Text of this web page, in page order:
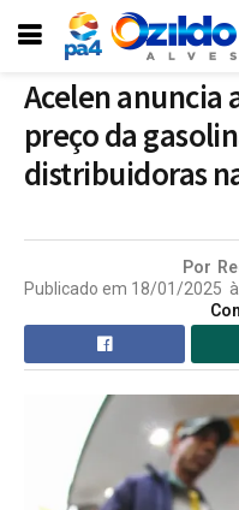
Acelen anuncia
preço da
distribuidoras
Por
Publicado em 18/01/2025